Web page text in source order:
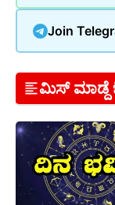
Join
ಮಿಸ್ ಮಾಡ್ದೆ